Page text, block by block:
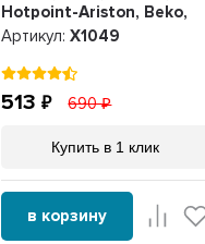
Hotpoint-Ariston, Beko,
Indesit K59-P1662, Х1049
Артикул:Х1049
513 690
Купить в 1 клик
в корзину